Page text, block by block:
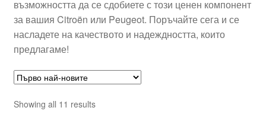
възможността да се сдобиете с този ценен компонент
за вашия Citroën или Peugeot. Поръчайте сега и се
насладете на качеството и надеждността, които
предлагаме!
Showing all 11 resultsSorted